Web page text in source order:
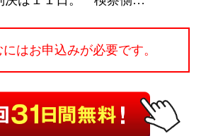
はお申込みが必要です。